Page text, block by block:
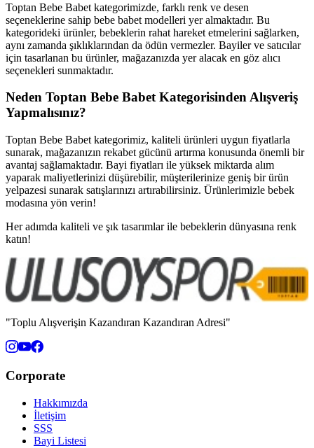
Toptan Bebe Babet kategorimizde, farklı renk ve desen
seçeneklerine sahip bebe babet modelleri yer almaktadır. Bu
kategorideki ürünler, bebeklerin rahat hareket etmelerini sağlarken,
aynı zamanda şıklıklarından da ödün vermezler. Bayiler ve satıcılar
için tasarlanan bu ürünler, mağazanızda yer alacak en göz alıcı
seçenekleri sunmaktadır.
Neden Toptan Bebe Babet Kategorisinden Alışveriş
Yapmalısınız?
Toptan Bebe Babet kategorimiz, kaliteli ürünleri uygun fiyatlarla
sunarak, mağazanızın rekabet gücünü artırma konusunda önemli bir
avantaj sağlamaktadır. Bayi fiyatları ile yüksek miktarda alım
yaparak maliyetlerinizi düşürebilir, müşterilerinize geniş bir ürün
yelpazesi sunarak satışlarınızı artırabilirsiniz. Ürünlerimizle bebek
modasına yön verin!
Her adımda kaliteli ve şık tasarımlar ile bebeklerin dünyasına renk
katın!
"Toplu Alışverişin Kazandıran Kazandıran Adresi"
Corporate
Hakkımızda
İletişim
SSS
Bayi Listesi